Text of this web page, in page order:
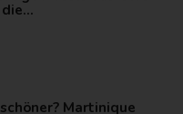
Martinique